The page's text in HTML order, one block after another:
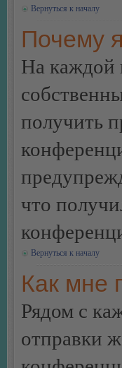
Вернуться к началу
Почему
На каждой
получить
что
Вернуться к началу
Как мне
Рядом с
отправки